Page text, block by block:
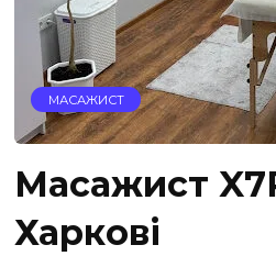
МАСАЖИСТ
Масажист
Харкові